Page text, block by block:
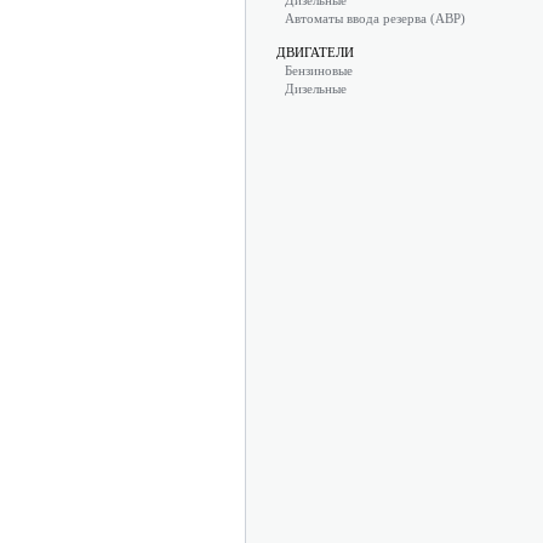
Автоматы ввода резерва (АВР)
ДВИГАТЕЛИ
Бензиновые
Дизельные